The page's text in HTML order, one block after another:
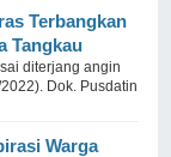
Terbangkan
Tangkau
diterjang angin
Dok. Pusdatin
Warga